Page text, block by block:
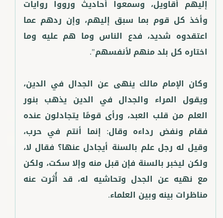
إليهم أقاويل، وسمعوا أحاديث ورووا روايات
وأخذ كل قوم بما سبق إليهم، وإن ردهم عما
اعتقدوه شديد، فدع الناس وما هم عليه وما
وكان الإمام مالك ينهى عن الجدال في الدين،
ويقول المراء والجدال في الدين يذهب بنور
العلم من قلب العبد، ورأى قومًا يتجادلون عنده
فقام ونفض رداءه وقال: إنما أنتم في حرب،
وقيل له رجل علم بالسنة أيجادل عنها؟ فقال لا،
ولكن ليخبر بالسنة فإن قبل منه وإلا سكت، ولكن
مع نهيه عن الجدل وتحاشيه له، قد أُثرت عنه